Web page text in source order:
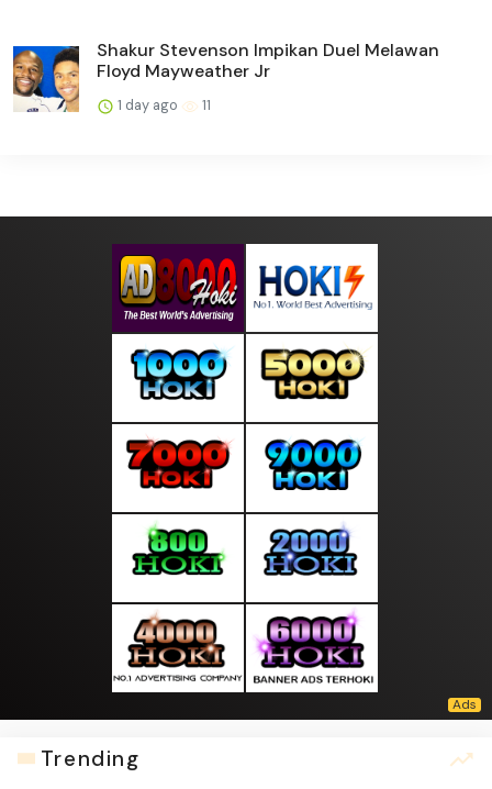
Shakur Stevenson Impikan Duel Melawan
Floyd Mayweather Jr
1 day ago 11
Trending